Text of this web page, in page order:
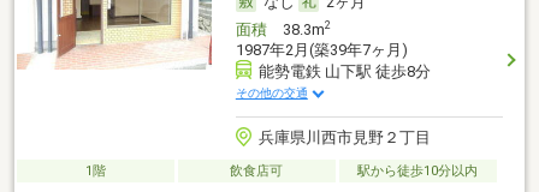
面積38.3m2
1987年2月(築39年7ヶ月)
能勢電鉄 山下駅 徒歩8分
その他の交通
兵庫県川西市見野２丁目
1階 飲食店可 駅から徒歩10分以内